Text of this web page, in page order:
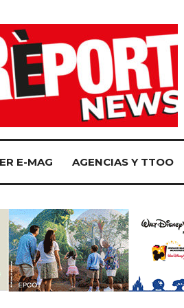
E-MAG AGENCIAS Y TTOO